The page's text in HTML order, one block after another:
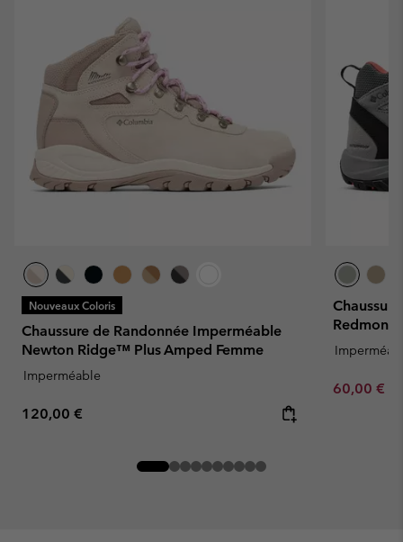
Nouveaux Coloris
Chaussure de Randonnée Imperméable
Newton Ridge™ Plus Amped Femme
Imperméable
Regular price:
120,00 €
Minimum
60,00 €